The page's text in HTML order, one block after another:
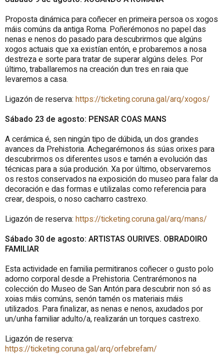
Proposta dinámica para coñecer en primeira persoa os xogos
máis comúns da antiga Roma. Poñerémonos no papel das
nenas e nenos do pasado para descubrirmos que algúns
xogos actuais que xa existían entón, e probaremos a nosa
destreza e sorte para tratar de superar algúns deles. Por
último, traballaremos na creación dun tres en raia que
levaremos a casa.
Ligazón de reserva: https://ticketing.coruna.gal/arq/xogos/
Sábado 23 de agosto: PENSAR COAS MANS
A cerámica é, sen ningún tipo de dúbida, un dos grandes
avances da Prehistoria. Achegarémonos ás súas orixes para
descubrirmos os diferentes usos e tamén a evolución das
técnicas para a súa produción. Xa por último, observaremos
os restos conservados na exposición do museo para falar da
decoración e das formas e utilizalas como referencia para
crear, despois, o noso cacharro castrexo.
Ligazón de reserva: https://ticketing.coruna.gal/arq/mans/
Sábado 30 de agosto: ARTISTAS OURIVES. OBRADOIRO
FAMILIAR
Esta actividade en familia permitiranos coñecer o gusto polo
adorno corporal desde a Prehistoria. Centrarémonos na
colección do Museo de San Antón para descubrir non só as
xoias máis comúns, senón tamén os materiais máis
utilizados. Para finalizar, as nenas e nenos, axudados por
un/unha familiar adulto/a, realizarán un torques castrexo.
Ligazón de reserva:
https://ticketing.coruna.gal/arq/orfebrefam/